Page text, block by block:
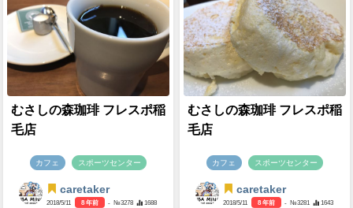
むさしの森珈琲 フレスポ稲
毛店
カフェ スポーツセンター
caretaker
2018/5/11 8 年前 - №3278 1688
むさしの森珈琲 フレスポ稲
毛店
カフェ スポーツセンター
caretaker
2018/5/11 8 年前 - №3281 1643